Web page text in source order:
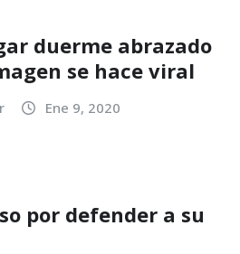
duerme abrazado
se hace viral
Ene 9, 2020
por defender a su